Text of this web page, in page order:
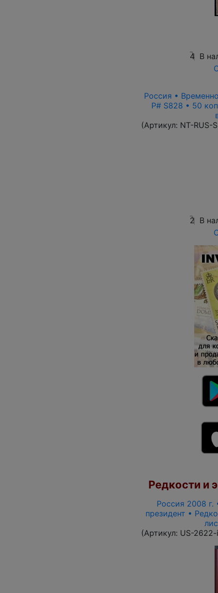
4 В
Россия •
P# S828 • 50
(Артикул: NT-RUS-
2 В
Редкости и
Россия 2008
президент •
(Артикул: US-